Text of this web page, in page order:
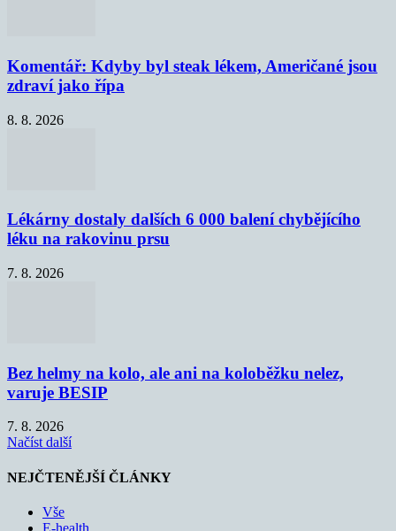
Komentář: Kdyby byl steak lékem, Američané jsou
zdraví jako řípa
8. 8. 2026
Lékárny dostaly dalších 6 000 balení chybějícího
léku na rakovinu prsu
7. 8. 2026
Bez helmy na kolo, ale ani na koloběžku nelez,
varuje BESIP
7. 8. 2026
Načíst další
NEJČTENĚJŠÍ ČLÁNKY
Vše
E-health